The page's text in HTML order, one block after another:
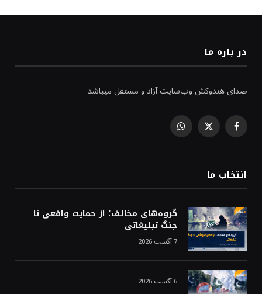
در باره ما
صدای هندوکش وب‌سایت آزاد و مستقل میباشد
Facebook
X
WhatsApp
انتخاب ما
گروه‌های مخالف؛ از حمایت واقعی تا
جنگ تبلیغاتی
7 آگست 2026
6 آگست 2026